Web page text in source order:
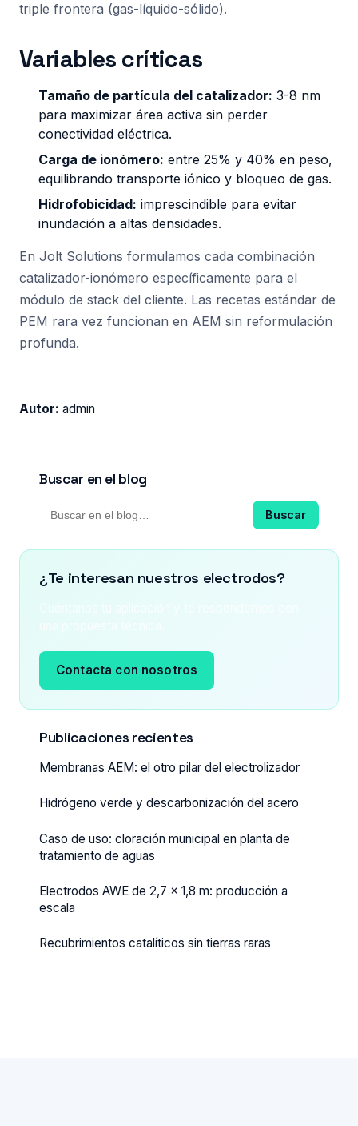
triple frontera (gas-líquido-sólido).
Variables críticas
Tamaño de partícula del catalizador: 3-8 nm
para maximizar área activa sin perder
conectividad eléctrica.
Carga de ionómero: entre 25% y 40% en peso,
equilibrando transporte iónico y bloqueo de gas.
Hidrofobicidad: imprescindible para evitar
inundación a altas densidades.
En Jolt Solutions formulamos cada combinación
catalizador-ionómero específicamente para el
módulo de stack del cliente. Las recetas estándar de
PEM rara vez funcionan en AEM sin reformulación
profunda.
Autor: admin
Buscar en el blog
Buscar
¿Te interesan nuestros electrodos?
Contacta con nosotros
Publicaciones recientes
Membranas AEM: el otro pilar del electrolizador
Hidrógeno verde y descarbonización del acero
Caso de uso: cloración municipal en planta de
tratamiento de aguas
Electrodos AWE de 2,7 × 1,8 m: producción a
escala
Recubrimientos catalíticos sin tierras raras